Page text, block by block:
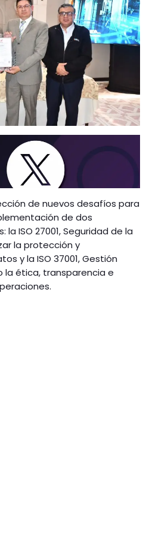
de nuevos desafíos para
de dos
ISO 27001, Seguridad de la
la protección y
y la ISO 37001, Gestión
la ética, transparencia e